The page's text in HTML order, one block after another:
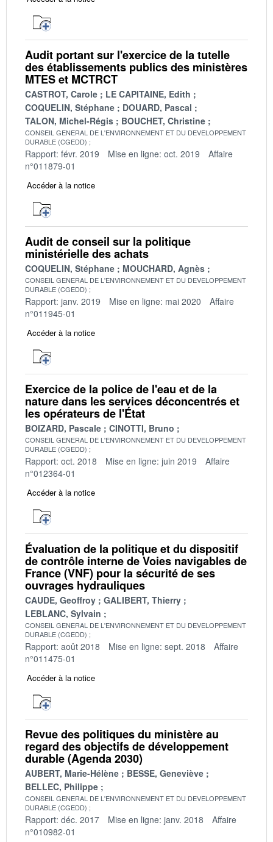
Audit portant sur l'exercice de la tutelle
des établissements publics des ministères
MTES et MCTRCT
CASTROT, Carole
LE CAPITAINE, Edith
COQUELIN, Stéphane
DOUARD, Pascal
TALON, Michel-Régis
BOUCHET, Christine
CONSEIL GENERAL DE L'ENVIRONNEMENT ET DU DEVELOPPEMENT
DURABLE (CGEDD)
Rapport: févr. 2019 Mise en ligne: oct. 2019
Affaire
n°011879-01
Accéder à la notice
Audit de conseil sur la politique
ministérielle des achats
COQUELIN, Stéphane MOUCHARD, Agnès
CONSEIL GENERAL DE L'ENVIRONNEMENT ET DU DEVELOPPEMENT
DURABLE (CGEDD)
Rapport: janv. 2019 Mise en ligne: mai 2020
Affaire
n°011945-01
Accéder à la notice
Exercice de la police de l'eau et de la
nature dans les services déconcentrés et
les opérateurs de l'État
BOIZARD, Pascale CINOTTI, Bruno
CONSEIL GENERAL DE L'ENVIRONNEMENT ET DU DEVELOPPEMENT
DURABLE (CGEDD)
Rapport: oct. 2018 Mise en ligne: juin 2019
Affaire
n°012364-01
Accéder à la notice
Évaluation de la politique et du dispositif
de contrôle interne de Voies navigables de
France (VNF) pour la sécurité de ses
ouvrages hydrauliques
CAUDE, Geoffroy
GALIBERT, Thierry
LEBLANC, Sylvain
CONSEIL GENERAL DE L'ENVIRONNEMENT ET DU DEVELOPPEMENT
DURABLE (CGEDD)
Rapport: août 2018 Mise en ligne: sept. 2018
Affaire
n°011475-01
Accéder à la notice
Revue des politiques du ministère au
regard des objectifs de développement
durable (Agenda 2030)
AUBERT, Marie-Hélène
BESSE, Geneviève
BELLEC, Philippe
CONSEIL GENERAL DE L'ENVIRONNEMENT ET DU DEVELOPPEMENT
DURABLE (CGEDD)
Rapport: déc. 2017 Mise en ligne: janv. 2018
Affaire
n°010982-01